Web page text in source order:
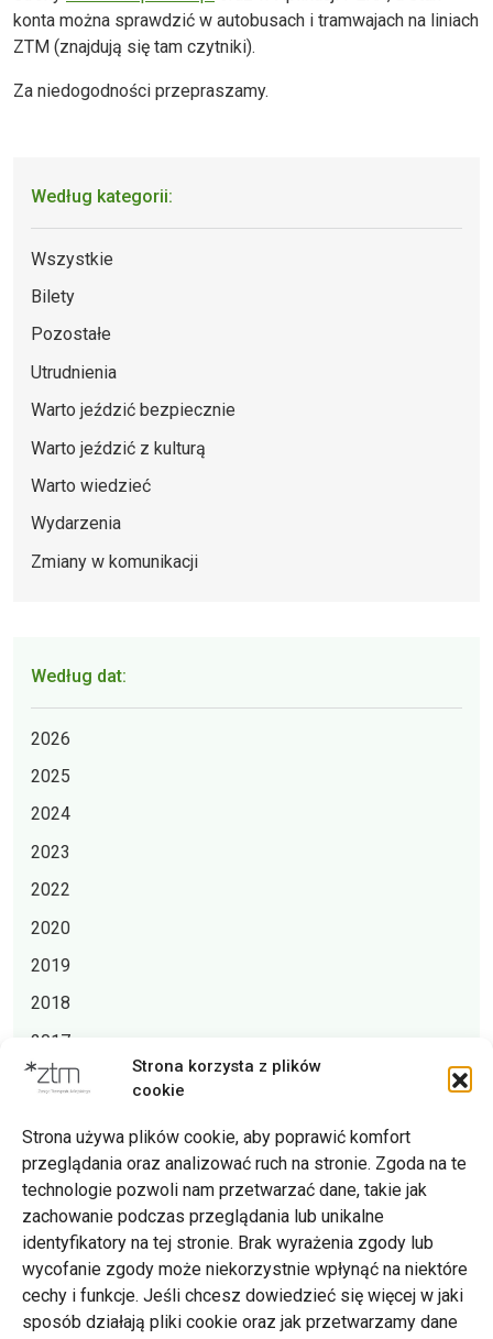
Strona korzysta z plików
cookie
Strona używa plików cookie, aby poprawić komfort
przeglądania oraz analizować ruch na stronie. Zgoda na te
technologie pozwoli nam przetwarzać dane, takie jak
zachowanie podczas przeglądania lub unikalne
identyfikatory na tej stronie. Brak wyrażenia zgody lub
wycofanie zgody może niekorzystnie wpłynąć na niektóre
cechy i funkcje. Jeśli chcesz dowiedzieć się więcej w jaki
sposób działają pliki cookie oraz jak przetwarzamy dane
Według kategorii:
Wszystkie
Bilety
Pozostałe
Utrudnienia
Warto jeździć bezpiecznie
Warto jeździć z kulturą
Warto wiedzieć
Wydarzenia
Zmiany w komunikacji
Według dat:
2026
2025
2024
2023
2022
2020
2019
2018
2017
2016
konta można sprawdzić w autobusach i tramwajach na liniach
ZTM (znajdują się tam czytniki).
Za niedogodności przepraszamy.
Zarząd Transportu Miejskiego w Poznaniu
Napisz do nas
tel. 61 646 33 44
ul. Matejki 59, 60-770 Poznań